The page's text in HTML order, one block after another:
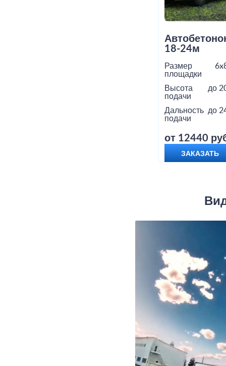
18-24м
Размер
площадки
Высота
подачи
до
Дальность
подачи
до
от 12440
ЗАКАЗАТЬ